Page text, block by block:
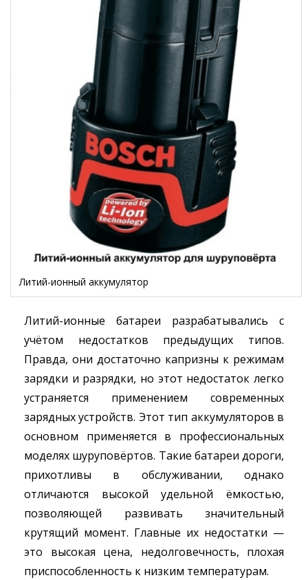
Литий-ионный аккумулятор
Литий-ионные батареи разрабатывались с
учётом недостатков предыдущих типов.
Правда, они достаточно капризны к режимам
зарядки и разрядки, но этот недостаток легко
устраняется применением современных
зарядных устройств. Этот тип аккумуляторов в
основном применяется в профессиональных
моделях шуруповёртов. Такие батареи дороги,
прихотливы в обслуживании, однако
отличаются высокой удельной ёмкостью,
позволяющей развивать значительный
крутящий момент. Главные их недостатки —
это высокая цена, недолговечность, плохая
приспособленность к низким температурам.